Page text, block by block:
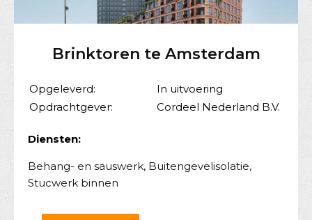
Brinktoren te Amsterdam
Opgeleverd:
In uitvoering
Opdrachtgever:
Cordeel Nederland B.V.
Diensten:
Behang- en sauswerk, Buitengevelisolatie,
Stucwerk binnen